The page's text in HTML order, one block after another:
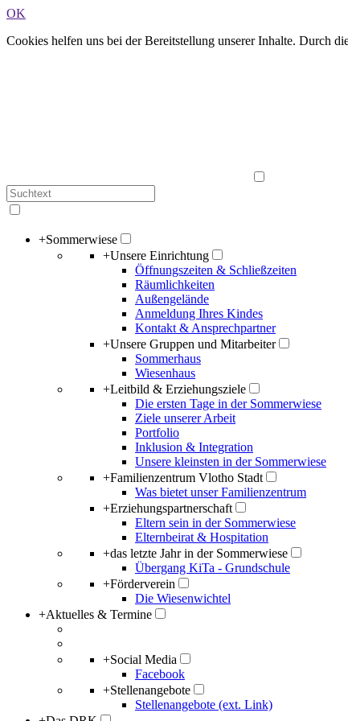
OK
Cookies helfen uns bei der Bereitstellung unserer Inhalte. Durch
+Sommerwiese
+Unsere Einrichtung
Öffnungszeiten & Schließzeiten
Räumlichkeiten
Außengelände
Anmeldung Ihres Kindes
Kontakt & Ansprechpartner
+Unsere Gruppen und Mitarbeiter
Sommerhaus
Wiesenhaus
+Leitbild & Erziehungsziele
Die ersten Tage in der Sommerwiese
Ziele unserer Arbeit
Portfolio
Inklusion & Integration
Unsere kleinsten in der Sommerwiese
+Familienzentrum Vlotho Stadt
Was bietet unser Familienzentrum
+Erziehungspartnerschaft
Eltern sein in der Sommerwiese
Elternbeirat & Hospitation
+das letzte Jahr in der Sommerwiese
Übergang KiTa - Grundschule
+Förderverein
Die Wiesenwichtel
+Aktuelles & Termine
+Social Media
Facebook
+Stellenangebote
Stellenangebote (ext. Link)